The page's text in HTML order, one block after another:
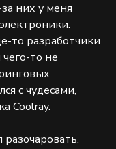
них у меня
то разработчики
то не
с чудесами,
Coolray.